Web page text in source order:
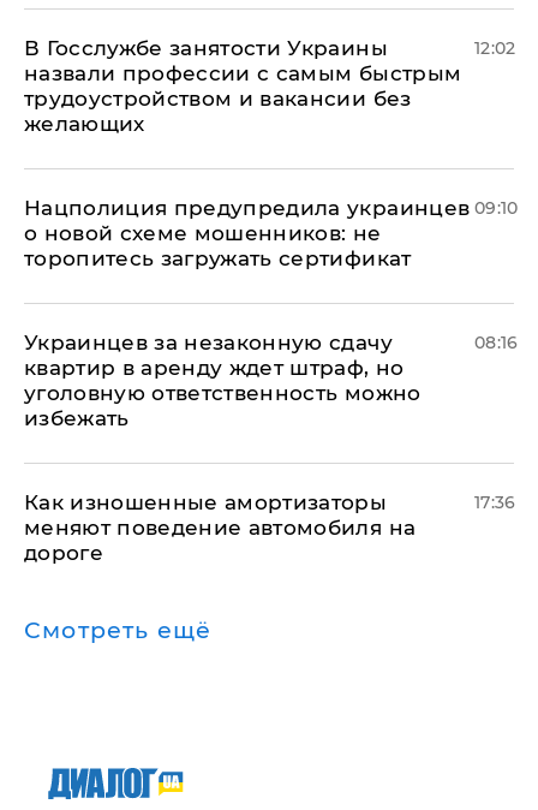
В Госслужбе занятости Украины
назвали профессии с самым быстрым
трудоустройством и вакансии без
желающих
12:02
Нацполиция предупредила украинцев
о новой схеме мошенников: не
торопитесь загружать сертификат
09:10
Украинцев за незаконную сдачу
квартир в аренду ждет штраф, но
уголовную ответственность можно
избежать
08:16
Как изношенные амортизаторы
меняют поведение автомобиля на
дороге
17:36
Смотреть ещё